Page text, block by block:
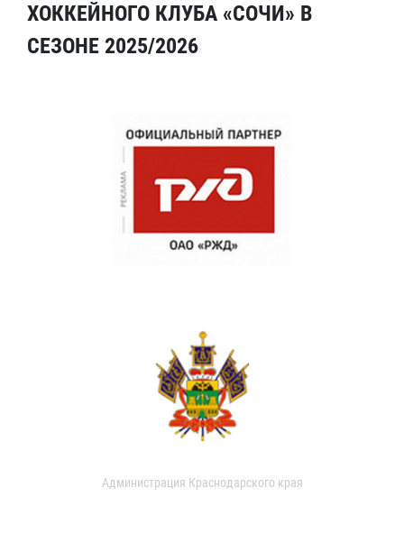
ХОККЕЙНОГО КЛУБА «СОЧИ» В
СЕЗОНЕ 2025/2026
Администрация Краснодарского края